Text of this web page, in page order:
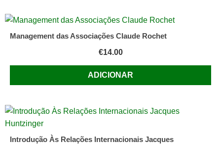
Management das Associações Claude Rochet
€14.00
ADICIONAR
Introdução Às Relações Internacionais Jacques